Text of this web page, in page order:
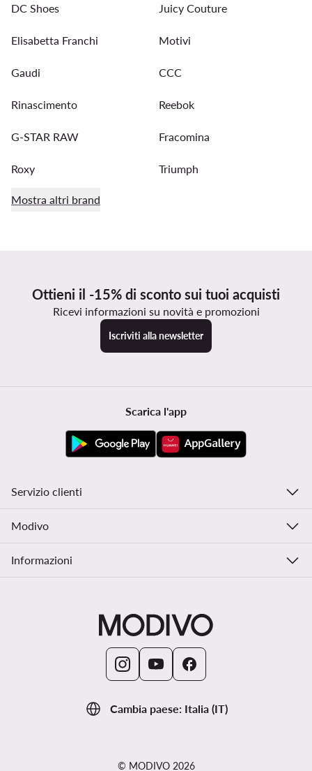
DC Shoes Juicy Couture
Elisabetta Franchi Motivi
Gaudi CCC
Rinascimento Reebok
G-STAR RAW Fracomina
Roxy Triumph
Mostra altri brand
Ottieni il -15% di sconto sui tuoi acquisti
Ricevi informazioni su novità e promozioni
Iscriviti alla newsletter
Cambia paese: Italia (IT)
Scarica l'app
Servizio clienti
Modivo
Informazioni
© MODIVO 2026